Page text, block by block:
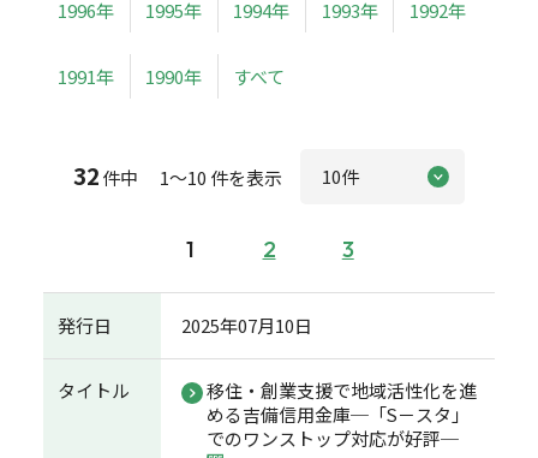
1996年 1995年 1994年 1993年 1992年
1991年 1990年 すべて
32件中 1～10 件を表示
1 2 3
発行日 2025年07月10日
タイトル
移住・創業支援で地域活性化を進
める吉備信用金庫─「S－スタ」
でのワンストップ対応が好評─